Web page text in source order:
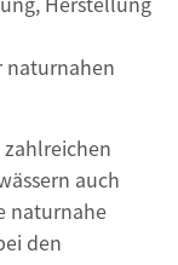
naturnahen
auch
naturnahe
den